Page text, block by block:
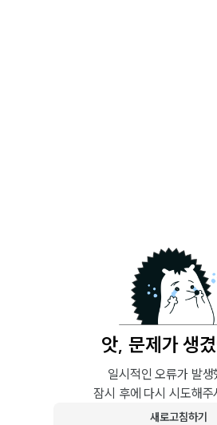
앗, 문제가 생
일시적인 오류가 발생
잠시 후에 다시 시도해주
새로고침하기